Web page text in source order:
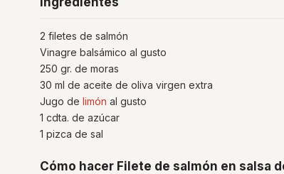
2 filetes de salmón
Vinagre balsámico al gusto
250 gr. de moras
30 ml de aceite de oliva virgen extra
Jugo de limón al gusto
1 cdta. de azúcar
1 pizca de sal
Cómo hacer Filete de salmón en salsa